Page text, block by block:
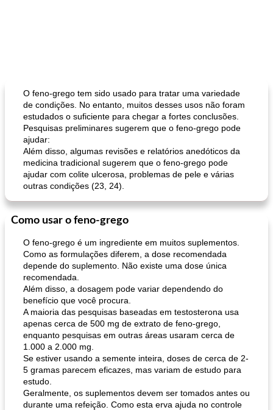
O feno-grego tem sido usado para tratar uma variedade
de condições. No entanto, muitos desses usos não foram
estudados o suficiente para chegar a fortes conclusões.
Pesquisas preliminares sugerem que o feno-grego pode
ajudar:
Além disso, algumas revisões e relatórios anedóticos da
medicina tradicional sugerem que o feno-grego pode
ajudar com colite ulcerosa, problemas de pele e várias
outras condições (23, 24).
Como usar o feno-grego
O feno-grego é um ingrediente em muitos suplementos.
Como as formulações diferem, a dose recomendada
depende do suplemento. Não existe uma dose única
recomendada.
Além disso, a dosagem pode variar dependendo do
benefício que você procura.
A maioria das pesquisas baseadas em testosterona usa
apenas cerca de 500 mg de extrato de feno-grego,
enquanto pesquisas em outras áreas usaram cerca de
1.000 a 2.000 mg.
Se estiver usando a semente inteira, doses de cerca de 2-
5 gramas parecem eficazes, mas variam de estudo para
estudo.
Geralmente, os suplementos devem ser tomados antes ou
durante uma refeição. Como esta erva ajuda no controle